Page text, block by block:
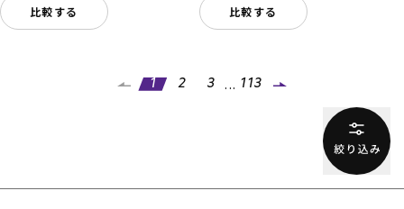
比較する 比較する
1 2 3 ... 113